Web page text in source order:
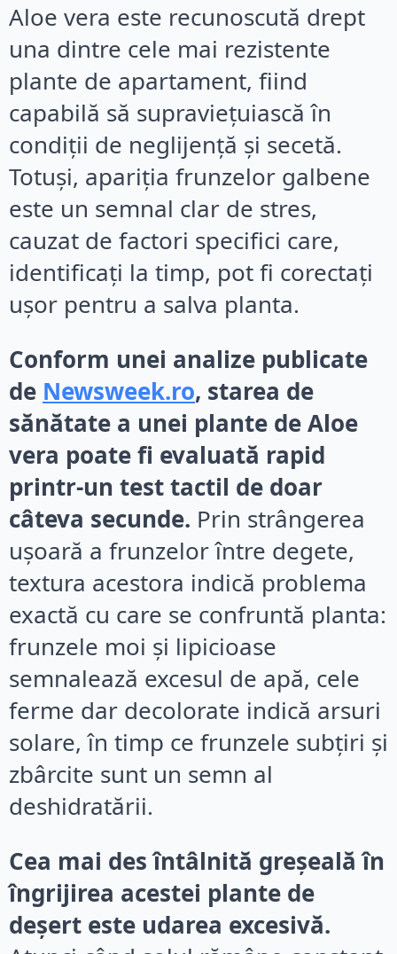
Aloe vera este recunoscută drept
una dintre cele mai rezistente
plante de apartament, fiind
capabilă să supraviețuiască în
condiții de neglijență și secetă.
Totuși, apariția frunzelor galbene
este un semnal clar de stres,
cauzat de factori specifici care,
identificați la timp, pot fi corectați
ușor pentru a salva planta.
Conform unei analize publicate
de Newsweek.ro, starea de
sănătate a unei plante de Aloe
vera poate fi evaluată rapid
printr-un test tactil de doar
câteva secunde. Prin strângerea
ușoară a frunzelor între degete,
textura acestora indică problema
exactă cu care se confruntă planta:
frunzele moi și lipicioase
semnalează excesul de apă, cele
ferme dar decolorate indică arsuri
solare, în timp ce frunzele subțiri și
zbârcite sunt un semn al
deshidratării.
Cea mai des întâlnită greșeală în
îngrijirea acestei plante de
deșert este udarea excesivă.